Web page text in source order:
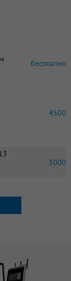
бесплатно
4500
3000